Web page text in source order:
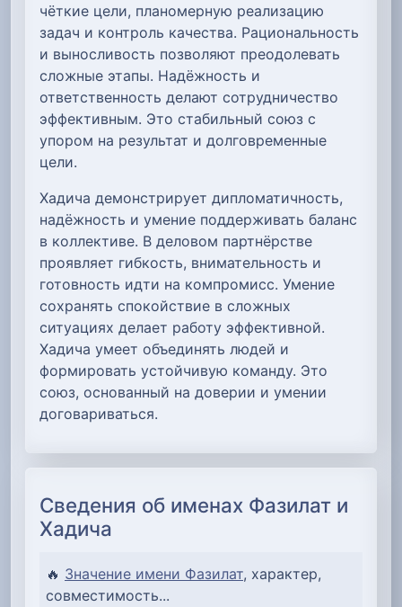
чёткие цели, планомерную реализацию
задач и контроль качества. Рациональность
и выносливость позволяют преодолевать
сложные этапы. Надёжность и
ответственность делают сотрудничество
эффективным. Это стабильный союз с
упором на результат и долговременные
цели.
Хадича демонстрирует дипломатичность,
надёжность и умение поддерживать баланс
в коллективе. В деловом партнёрстве
проявляет гибкость, внимательность и
готовность идти на компромисс. Умение
сохранять спокойствие в сложных
ситуациях делает работу эффективной.
Хадича умеет объединять людей и
формировать устойчивую команду. Это
союз, основанный на доверии и умении
договариваться.
Сведения об именах Фазилат и
Хадича
🔥 Значение имени Фазилат, характер,
совместимость...